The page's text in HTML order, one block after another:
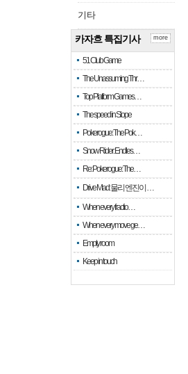
기타
카자흐 특집기사
51 Club Game
The Unassuming Thr…
Top Platform Games…
The speed in Slope
Pokerogue: The Pok…
Snow Rider: Endles…
Re: Pokerogue: The…
Drive Mad: 물리 엔진이 …
When every fractio…
When every move ge…
Empty room
Keep in touch
more